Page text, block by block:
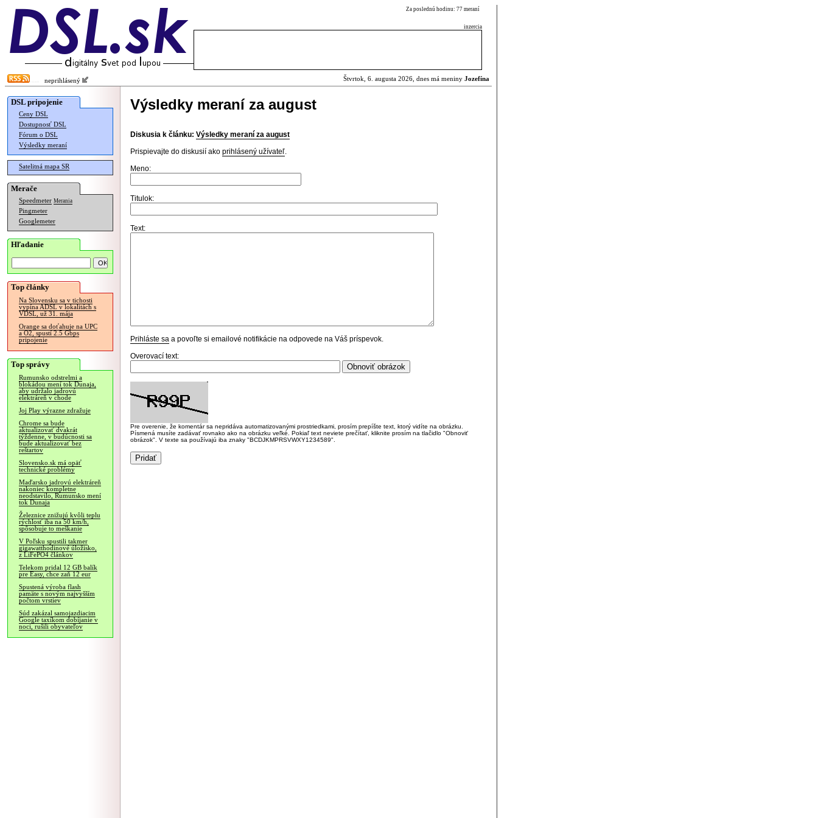
Za poslednú hodinu: 77 meraní
inzercia
neprihlásený Štvrtok, 6. augusta 2026, dnes má meniny Jozefína
DSL pripojenie
Ceny DSL
Dostupnosť DSL
Fórum o DSL
Výsledky meraní
Satelitná mapa SR
Merače
Speedmeter Merania
Pingmeter
Googlemeter
Hľadanie
Top články
Na Slovensku sa v tichosti
vypína ADSL v lokalitách s
VDSL, už 31. mája
Orange sa doťahuje na UPC
a O2, spustí 2.5 Gbps
pripojenie
Top správy
Rumunsko odstrelmi a
blokádou mení tok Dunaja,
aby udržalo jadrovú
elektráreň v chode
Joj Play výrazne zdražuje
Chrome sa bude
aktualizovať dvakrát
týždenne, v budúcnosti sa
bude aktualizovať bez
reštartov
Slovensko.sk má opäť
technické problémy
Maďarsko jadrovú elektráreň
nakoniec kompletne
neodstavilo, Rumunsko mení
tok Dunaja
Železnice znižujú kvôli teplu
rýchlosť iba na 50 km/h,
spôsobuje to meškanie
V Poľsku spustili takmer
gigawatthodinové úložisko,
z LiFePO4 článkov
Telekom pridal 12 GB balík
pre Easy, chce zaň 12 eur
Spustená výroba flash
pamäte s novým najvyšším
počtom vrstiev
Súd zakázal samojazdiacim
Google taxíkom dobíjanie v
noci, rušili obyvateľov
Výsledky meraní za august
Diskusia k článku: Výsledky meraní za august
Prispievajte do diskusií ako prihlásený užívateľ.
Meno:
Titulok:
Text:
Prihláste sa a povoľte si emailové notifikácie na odpovede na Váš príspevok.
Overovací text:
Pre overenie, že komentár sa nepridáva automatizovanými prostriedkami, prosím prepíšte text, ktorý vidíte na obrázku.
Písmená musíte zadávať rovnako ako na obrázku veľké. Pokiaľ text neviete prečítať, kliknite prosím na tlačidlo "Obnoviť
obrázok". V texte sa používajú iba znaky "BCDJKMPRSVWXY1234589".